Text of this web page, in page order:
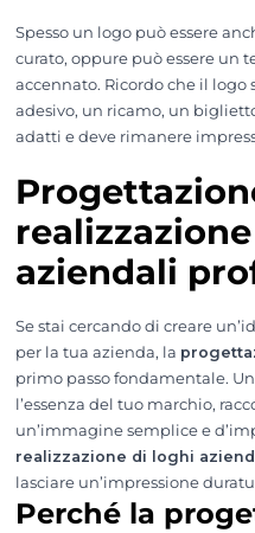
Spesso un logo può essere
curato, oppure può essere un
accennato. Ricordo che il logo
adesivo, un ricamo, un
adatti e deve rimanere
aziendali
Se stai cercando di creare
per la tua azienda, la
primo passo fondamentale. Un
l’essenza del tuo marchio,
un’immagine semplice e
realizzazione di loghi
lasciare un’impressione
Perché la